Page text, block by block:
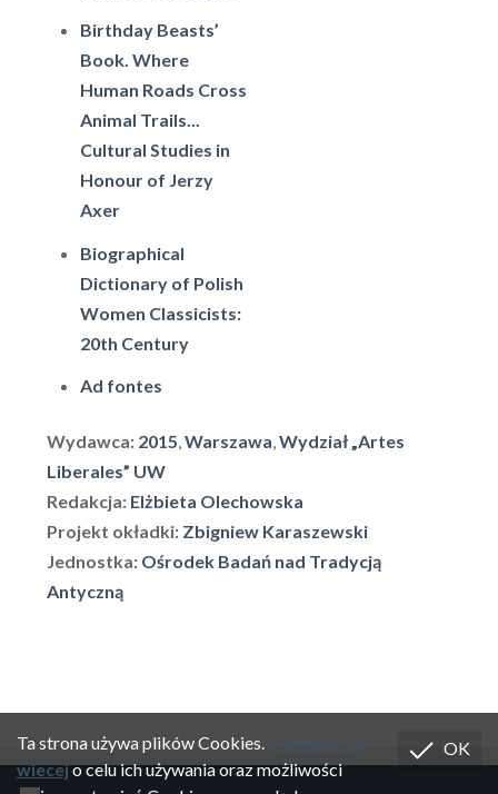
Birthday Beasts’
Book. Where
Human Roads Cross
Animal Trails...
Cultural Studies in
Honour of Jerzy
Axer
Biographical
Dictionary of Polish
Women Classicists:
20th Century
Ad fontes
Wydawca: 2015,Warszawa,Wydział „Artes
Liberales” UW
Redakcja: Elżbieta Olechowska
Projekt okładki: Zbigniew Karaszewski
Jednostka: Ośrodek Badań nad Tradycją
Antyczną
OK
Ta strona używa plików Cookies.
Dowiedz się
wiecejo celu ich używania oraz możliwości